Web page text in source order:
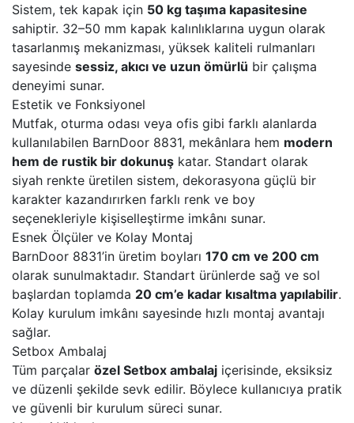
Sistem, tek kapak için 50 kg taşıma kapasitesine
sahiptir. 32–50 mm kapak kalınlıklarına uygun olarak
tasarlanmış mekanizması, yüksek kaliteli rulmanları
sayesinde sessiz, akıcı ve uzun ömürlü bir çalışma
deneyimi sunar.
Estetik ve Fonksiyonel
Mutfak, oturma odası veya ofis gibi farklı alanlarda
kullanılabilen BarnDoor 8831, mekânlara hem modern
hem de rustik bir dokunuş katar. Standart olarak
siyah renkte üretilen sistem, dekorasyona güçlü bir
karakter kazandırırken farklı renk ve boy
seçenekleriyle kişiselleştirme imkânı sunar.
Esnek Ölçüler ve Kolay Montaj
BarnDoor 8831’in üretim boyları 170 cm ve 200 cm
olarak sunulmaktadır. Standart ürünlerde sağ ve sol
başlardan toplamda 20 cm’e kadar kısaltma yapılabilir.
Kolay kurulum imkânı sayesinde hızlı montaj avantajı
sağlar.
Setbox Ambalaj
Tüm parçalar özel Setbox ambalaj içerisinde, eksiksiz
ve düzenli şekilde sevk edilir. Böylece kullanıcıya pratik
ve güvenli bir kurulum süreci sunar.